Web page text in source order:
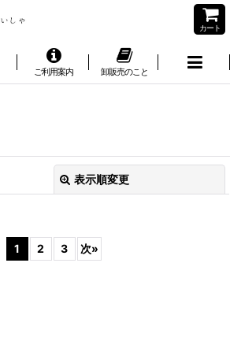
カート
ご利用案内 卸販売のこと
表示順変更
1 2 3 次»